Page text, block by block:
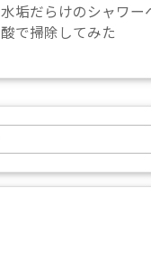
水垢だらけのシャワー
酸で掃除してみた